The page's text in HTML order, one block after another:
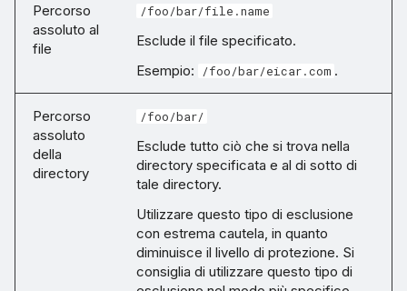
Percorso
assoluto al
file
/foo/bar/file.name
Esclude il file specificato.
Esempio:
/foo/bar/eicar.com .
Percorso
assoluto
della
directory
/foo/bar/
Esclude tutto ciò che si trova nella
directory specificata e al di sotto di
tale directory.
Utilizzare questo tipo di esclusione
con estrema cautela, in quanto
diminuisce il livello di protezione. Si
consiglia di utilizzare questo tipo di